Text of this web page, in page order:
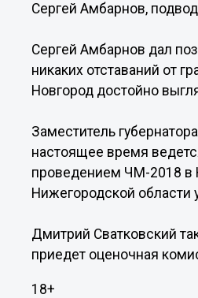
Сергей Амбарнов,
Сергей Амбарнов дал
никаких отставаний от
Новгород достойно
Заместитель
настоящее время
проведением ЧМ-2018 в
Нижегородской
Дмитрий Сватковский
приедет оценочная
18+